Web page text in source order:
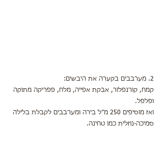
2. מערבבים בקערה את היבשים:
קמח, קורנפלור, אבקת אפייה, מלח, פפריקה מתוקה
ופלפל.
ואז מוסיפים 250 מ״ל בירה ומערבבים לקבלת בלילה
סמיכה-נוזלית כמו טחינה.